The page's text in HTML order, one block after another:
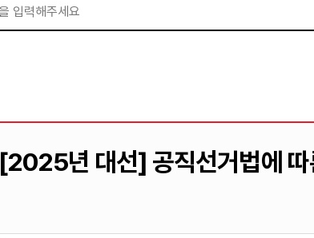
[2025년 대선] 공직선거법에 따